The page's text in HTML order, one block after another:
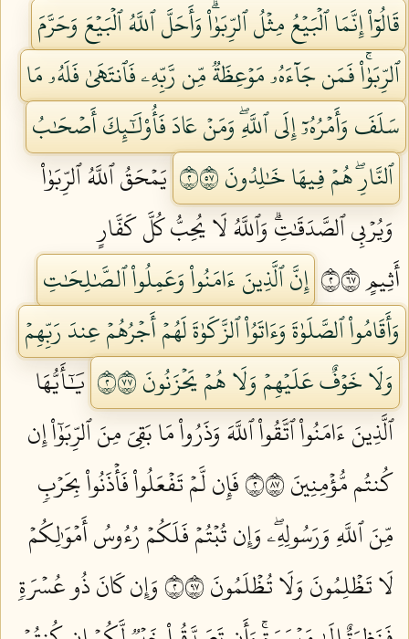
قَالُوٓاْ إِنَّمَا ٱلۡبَيۡعُ مِثۡلُ ٱلرِّبَوٰاْۗ وَأَحَلَّ ٱللَّهُ ٱلۡبَيۡعَ وَحَرَّمَ
ٱلرِّبَوٰاْۚ فَمَن جَآءَهُۥ مَوۡعِظَةٞ مِّن رَّبِّهِۦ فَٱنتَهَىٰ فَلَهُۥ مَا
سَلَفَ وَأَمۡرُهُۥٓ إِلَى ٱللَّهِۖ وَمَنۡ عَادَ فَأُوْلَٰٓئِكَ أَصۡحَٰبُ
ٱلنَّارِۖ هُمۡ فِيهَا خَٰلِدُونَ ٢٧٥
يَمۡحَقُ ٱللَّهُ ٱلرِّبَوٰاْ
وَيُرۡبِي ٱلصَّدَقَٰتِۗ وَٱللَّهُ لَا يُحِبُّ كُلَّ كَفَّارٍ
أَثِيمٍ ٢٧٦
إِنَّ ٱلَّذِينَ ءَامَنُواْ وَعَمِلُواْ ٱلصَّٰلِحَٰتِ
وَأَقَامُواْ ٱلصَّلَوٰةَ وَءَاتَوُاْ ٱلزَّكَوٰةَ لَهُمۡ أَجۡرُهُمۡ عِندَ رَبِّهِمۡ
وَلَا خَوۡفٌ عَلَيۡهِمۡ وَلَا هُمۡ يَحۡزَنُونَ ٢٧٧
يَٰٓأَيُّهَا
ٱلَّذِينَ ءَامَنُواْ ٱتَّقُواْ ٱللَّهَ وَذَرُواْ مَا بَقِيَ مِنَ ٱلرِّبَوٰٓاْ إِن
كُنتُم مُّؤۡمِنِينَ ٢٧٨
فَإِن لَّمۡ تَفۡعَلُواْ فَأۡذَنُواْ بِحَرۡبٖ
مِّنَ ٱللَّهِ وَرَسُولِهِۦۖ وَإِن تُبۡتُمۡ فَلَكُمۡ رُءُوسُ أَمۡوَٰلِكُمۡ
لَا تَظۡلِمُونَ وَلَا تُظۡلَمُونَ ٢٧٩
وَإِن كَانَ ذُو عُسۡرَةٖ